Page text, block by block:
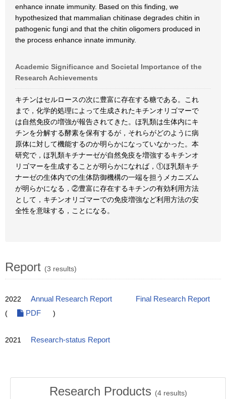
enhance innate immunity. Based on this finding, we
hypothesized that mammalian chitinase degrades chitin in
pathogenic fungi and that the chitin oligomers produced in
the process enhance innate immunity.
Academic Significance and Societal Importance of the
Research Achievements
キチンはセルロースの次に豊富に存在する糖である。これ
まで，化学的処理によって生成されたキチンオリゴマーで
は自然免疫の増強が報告されてきた。ほ乳類は生体内にキ
チンを分解する酵素を保有するが，それらがどのように病
原体に対して機能するのか明らかになっていなかった。本
研究で，ほ乳類キチナーゼが自然免疫を増強するキチンオ
リゴマーを生成することが明らかになれば，①ほ乳類キチ
ナーゼの生体内での生体防御機構の一端を担うメカニズム
が明らかになる，②豊富に存在するキチンの有効利用方法
として，キチンオリゴマーでの免疫増強など利用方法の安
全性を意味する，ことになる。
Report (3 results)
2022 Annual Research Report
Final Research Report
(
PDF )
2021 Research-status Report
Research Products (4results)